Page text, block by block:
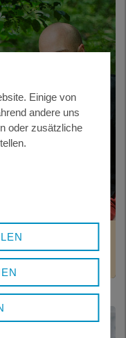
Einige von
andere uns
oder zusätzliche